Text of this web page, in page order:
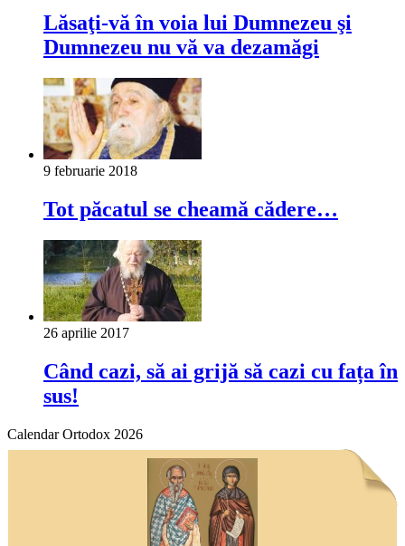
Lăsaţi-vă în voia lui Dumnezeu şi
Dumnezeu nu vă va dezamăgi
9 februarie 2018
Tot păcatul se cheamă cădere…
26 aprilie 2017
Când cazi, să ai grijă să cazi cu fața în
sus!
Calendar Ortodox 2026